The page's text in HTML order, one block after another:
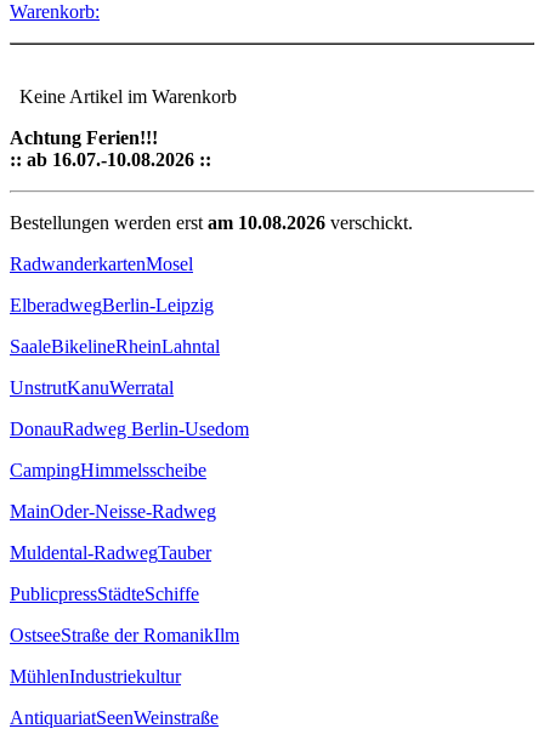
Warenkorb:
Keine Artikel im Warenkorb
Achtung Ferien!!!
:: ab 16.07.-10.08.2026 ::
Bestellungen werden erst am 10.08.2026 verschickt.
RadwanderkartenMosel
ElberadwegBerlin-Leipzig
SaaleBikelineRheinLahntal
UnstrutKanuWerratal
DonauRadweg Berlin-Usedom
CampingHimmelsscheibe
MainOder-Neisse-Radweg
Muldental-RadwegTauber
PublicpressStädteSchiffe
OstseeStraße der RomanikIlm
MühlenIndustriekultur
AntiquariatSeenWeinstraße